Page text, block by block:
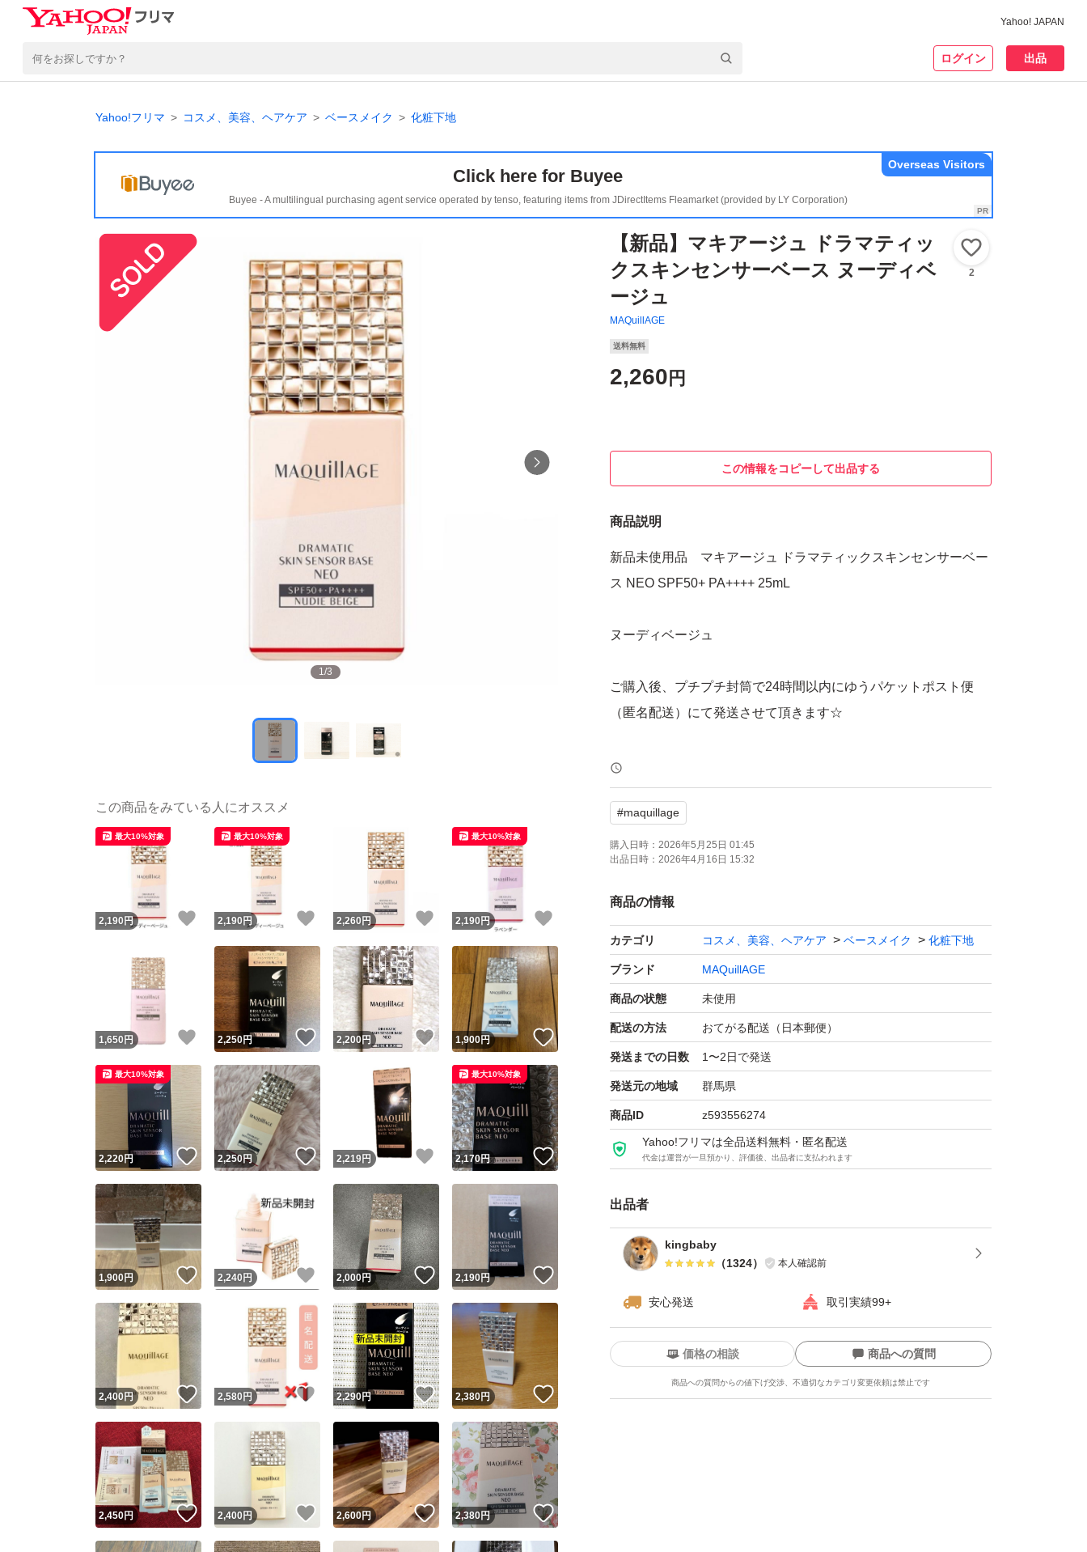
Yahoo! JAPAN
ログイン 出品
Yahoo!フリマ コスメ、美容、ヘアケア ベースメイク 化粧下地
Click here for Buyee
Buyee - A multilingual purchasing agent service operated by tenso, featuring items from JDirectItems Fleamarket (provided by LY Corporation)
Overseas Visitors
1/3
【新品】マキアージュ ドラマティッ
クスキンセンサーベース ヌーディベ
ージュ
MAQuillAGE
2
送料無料
2,260 円
この情報をコピーして出品する
商品説明
新品未使用品 マキアージュ ドラマティックスキンセンサーベー
ス NEO SPF50+ PA++++ 25mL
ヌーディベージュ
ご購入後、プチプチ封筒で24時間以内にゆうパケットポスト便
（匿名配送）にて発送させて頂きます☆
＊在庫状況によって写真3枚目の６桁の番号が異なる場合がござ
います。
#maquillage
購入日時： 2026年5月25日 01:45
出品日時： 2026年4月16日 15:32
商品の情報
カテゴリ コスメ、美容、ヘアケア ベースメイク 化粧下地
ブランド MAQuillAGE
商品の状態 未使用
配送の方法 おてがる配送（日本郵便）
発送までの日数 1〜2日で発送
発送元の地域 群馬県
商品ID z593556274
Yahoo!フリマは全品送料無料・匿名配送
代金は運営が一旦預かり、評価後、出品者に支払われます
出品者
kingbaby
（1324） 本人確認前
安心発送 取引実績99+
価格の相談 商品への質問
商品への質問からの値下げ交渉、不適切なカテゴリ変更依頼は禁止です
この商品をみている人にオススメ
2,190 円 いいね！
最大10%対象
2,190 円 いいね！
最大10%対象
2,260 円 いいね！
2,190 円
最大10%対象
1,650 円 いいね！
2,250円 いいね！
2,200円 いいね！
1,900円 いいね！
2,220円 いいね！
最大10%対象
2,250円 いいね！
2,219円 いいね！
2,170円 いいね！
最大10%対象
1,900円 いいね！
2,240 円 いいね！
2,000円 いいね！
2,190円
2,400円 いいね！
2,580 円 いいね！
2,290円 いいね！
2,380円 いいね！
2,450円 いいね！
2,400円 いいね！
2,600円 いいね！
2,380円 いいね！